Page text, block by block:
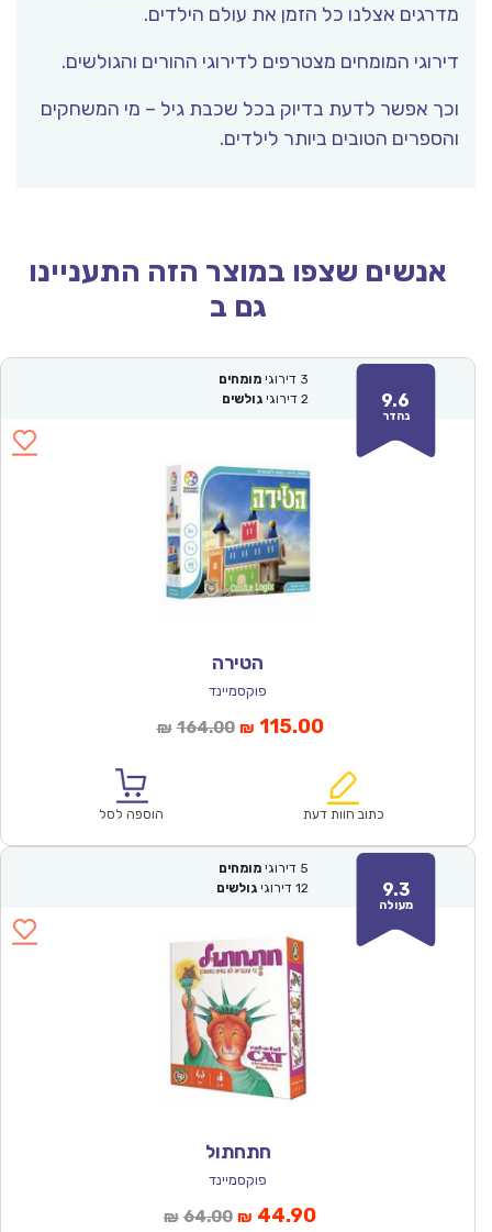
מדרגים אצלנו כל הזמן את עולם הילדים.
דירוגי המומחים מצטרפים לדירוגי ההורים והגולשים.
וכך אפשר לדעת בדיוק בכל שכבת גיל – מי המשחקים
והספרים הטובים ביותר לילדים.
אנשים שצפו במוצר הזה התעניינו
גם ב
9.6
נהדר
3 דירוגי מומחים
2 דירוגי גולשים
הטירה
פוקסמיינד
₪ 164.00המחיר
₪164.00.
₪ 115.00המחיר
הוא:
כתוב חוות דעת הוספה לסל
9.3
מעולה
5 דירוגי מומחים
12 דירוגי גולשים
חתחתול
פוקסמיינד
₪ 64.00המחיר
₪ 44.90המחיר